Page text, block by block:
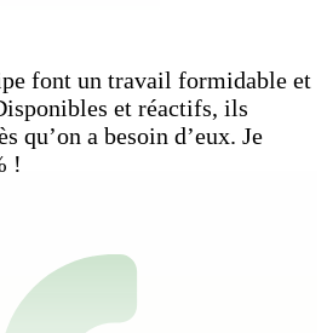
font un travail formidable et
et réactifs, ils
qu’on a besoin d’eux. Je
!